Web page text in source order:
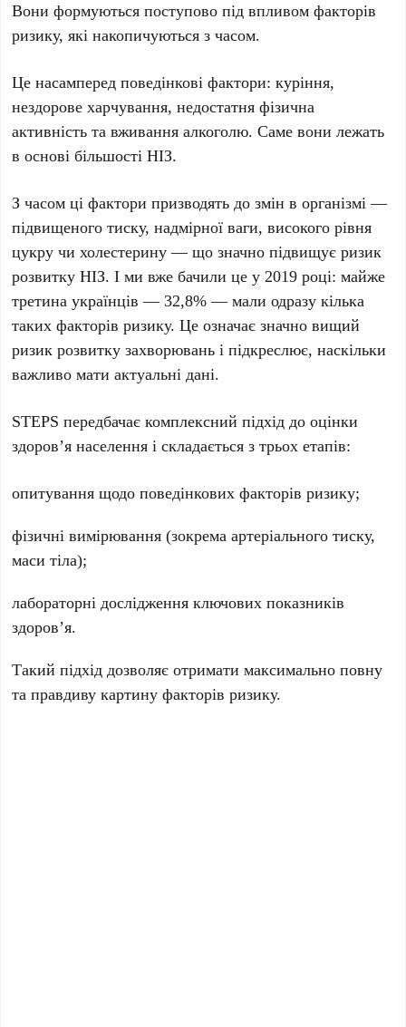
Вони формуються поступово під впливом факторів
ризику, які накопичуються з часом.
Це насамперед поведінкові фактори: куріння,
нездорове харчування, недостатня фізична
активність та вживання алкоголю. Саме вони лежать
в основі більшості НІЗ.
З часом ці фактори призводять до змін в організмі —
підвищеного тиску, надмірної ваги, високого рівня
цукру чи холестерину — що значно підвищує ризик
розвитку НІЗ. І ми вже бачили це у 2019 році: майже
третина українців — 32,8% — мали одразу кілька
таких факторів ризику. Це означає значно вищий
ризик розвитку захворювань і підкреслює, наскільки
важливо мати актуальні дані.
STEPS передбачає комплексний підхід до оцінки
здоров’я населення і складається з трьох етапів:
опитування щодо поведінкових факторів ризику;
фізичні вимірювання (зокрема артеріального тиску,
маси тіла);
лабораторні дослідження ключових показників
здоров’я.
Такий підхід дозволяє отримати максимально повну
та правдиву картину факторів ризику.